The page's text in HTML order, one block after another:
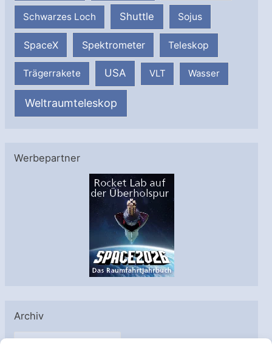
Schwarzes Loch Shuttle Sojus
SpaceX Spektrometer Teleskop
Trägerrakete USA VLT Wasser
Weltraumteleskop
Werbepartner
Archiv
A